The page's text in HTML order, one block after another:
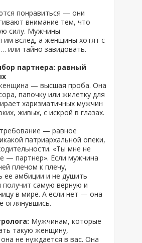
понравиться — они
внимание тем, что
силу. Мужчины
им вслед, а женщины хотят с
или тайно завидовать.
партнера: равный
— высшая проба. Она
папочку или жилетку для
харизматичных мужчин
живых, с искрой в глазах.
— равное
патриархальной опеки,
«Ты мне не
— партнер». Если мужчина
плечом к плечу,
ее амбиции и не душить
самую верную и
в мире. А если нет — она
оглянувшись.
Мужчинам, которые
такую женщину,
не нуждается в вас. Она